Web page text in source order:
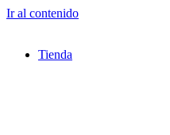
Ir al contenido
Tienda